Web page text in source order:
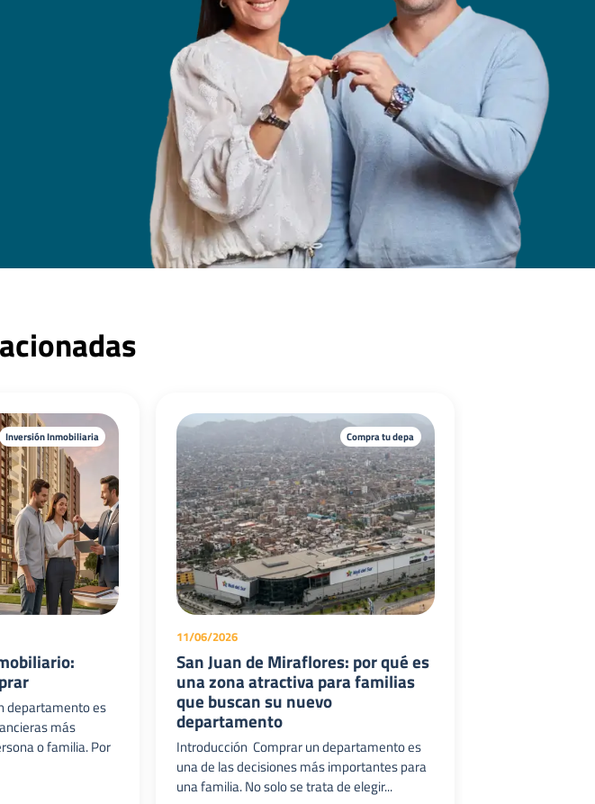
Inversión Inmobiliaria
departamento es
más
o familia. Por
Compra tu depa
11/06/2026
San Juan de Miraflores: por qué es
una zona atractiva para familias
que buscan su nuevo
departamento
Introducción Comprar un departamento es
una de las decisiones más importantes para
una familia. No solo se trata de elegir...